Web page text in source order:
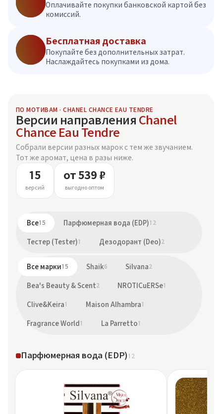
Оплачивайте покупки банковской картой без
комиссий.
Бесплатная доставка
Покупайте без дополнительных затрат.
Наслаждайтесь покупками из дома.
ПО МОТИВАМ · CHANEL CHANCE EAU TENDRE
Версии направления Chanel
Chance Eau Tendre
Собрали версии разных марок с тем же звучанием.
Тот же аромат, цена в разы ниже.
15
версий
от 539 ₽
выгодно оптом
Все15 Парфюмерная вода (EDP)12
Тестер (Tester)1 Дезодорант (Deo)2
Все марки15 Shaik6 Silvana2
Bea's Beauty & Scent2 NROTICuERSe1
Clive&Keira1 Maison Alhambra1
Fragrance World 1 La Parretto1
Парфюмерная вода (EDP)12